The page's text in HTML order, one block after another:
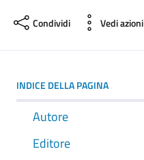
Condividi Vedi azioni
INDICE DELLA PAGINA
Autore
Editore